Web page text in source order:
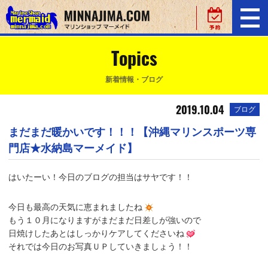
Topics
新着情報・ブログ
2019.10.04 ブログ
まだまだ暖かいです！！！【沖縄マリンスポーツ専
門店★水納島マーメイド】
はいたーい！今日のブログの担当はサヤです！！
今日も最高の天気に恵まれましたね
もう１０月になりますがまだまだ日差しが強いので
日焼けしたあとはしっかりケアしてくださいね
それでは今日のお写真ＵＰしていきましょう！！